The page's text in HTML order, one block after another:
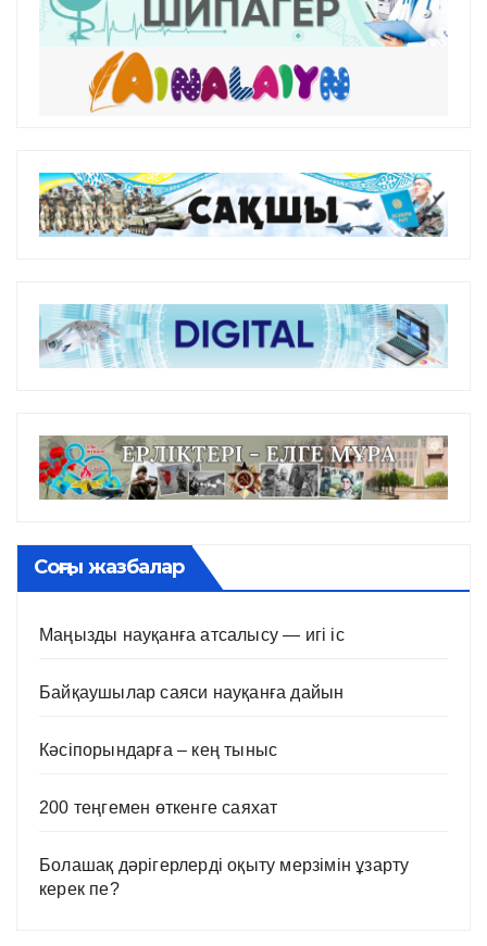
Соңғы жазбалар
Маңызды науқанға атсалысу — игі іс
Байқаушылар саяси науқанға дайын
Кәсіпорындарға – кең тыныс
200 теңгемен өткенге саяхат
Болашақ дәрігерлерді оқыту мерзімін ұзарту
керек пе?